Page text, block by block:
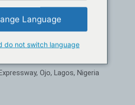
per raggiungerci tra le
Ojo, Lagos, Nigeria
Language
do not switch language